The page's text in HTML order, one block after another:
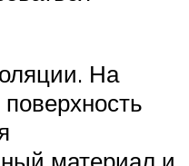
На